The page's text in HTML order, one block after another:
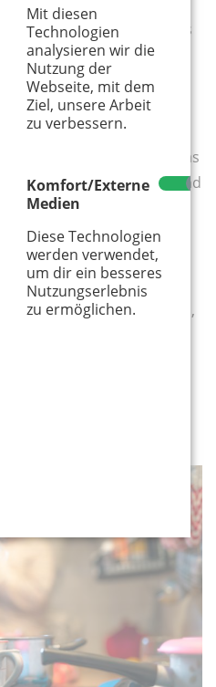
Mit diesen
Technologien
analysieren wir die
Nutzung der
Webseite, mit dem
Ziel, unsere Arbeit
zu verbessern.
Komfort/Externe
Medien
Diese Technologien
werden verwendet,
um dir ein besseres
Nutzungserlebnis
zu ermöglichen.
Eier aufschlagen, und das
rühren und ihn
geben. Jedes Kind sollte
Aufgabe dann auch
Allerwichtigste –
– ist, sich Zeit für das
zu bewahren. Es darf und
kochen: Die Kinder
nicht. Eltern wollen
– für das Lernerlebnis,
in der Küche mitmachen
Möglichkeit bekommen,
kosten und etwas nach
Wenn absehbar
ich für das
anderen Zeitpunkt